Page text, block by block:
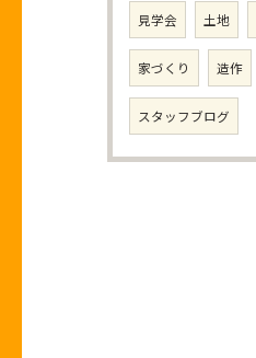
見学会 土地
家づくり 造作
スタッフブログ